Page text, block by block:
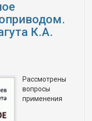
К.А.
Рассмотрены
вопросы
применения